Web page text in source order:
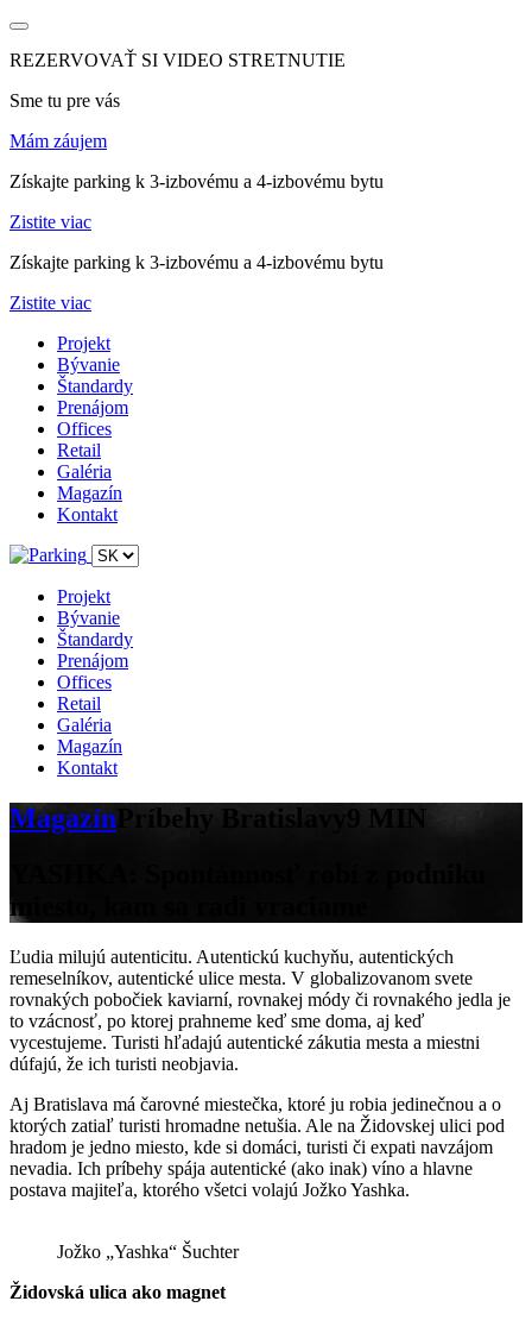
REZERVOVAŤ SI VIDEO STRETNUTIE
Sme tu pre vás
Mám záujem
Získajte parking k 3-izbovému a 4-izbovému bytu
Zistite viac
Získajte parking k 3-izbovému a 4-izbovému bytu
Zistite viac
Projekt
Bývanie
Štandardy
Prenájom
Offices
Retail
Galéria
Magazín
Kontakt
Projekt
Bývanie
Štandardy
Prenájom
Offices
Retail
Galéria
Magazín
Kontakt
Magazín Príbehy Bratislavy
9 MIN
miesto, kam sa radi vraciame
Ľudia milujú autenticitu. Autentickú kuchyňu, autentických
remeselníkov, autentické ulice mesta. V globalizovanom svete
rovnakých pobočiek kaviarní, rovnakej módy či rovnakého jedla je
to vzácnosť, po ktorej prahneme keď sme doma, aj keď
vycestujeme. Turisti hľadajú autentické zákutia mesta a miestni
dúfajú, že ich turisti neobjavia.
Aj Bratislava má čarovné miestečka, ktoré ju robia jedinečnou a o
ktorých zatiaľ turisti hromadne netušia. Ale na Židovskej ulici pod
hradom je jedno miesto, kde si domáci, turisti či expati navzájom
nevadia. Ich príbehy spája autentické (ako inak) víno a hlavne
postava majiteľa, ktorého všetci volajú Jožko Yashka.
Jožko „Yashka“ Šuchter
Židovská ulica ako magnet